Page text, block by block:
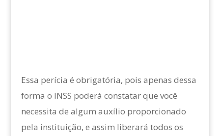
Essa perícia é obrigatória, pois apenas dessa
forma o INSS poderá constatar que você
necessita de algum auxílio proporcionado
pela instituição, e assim liberará todos os